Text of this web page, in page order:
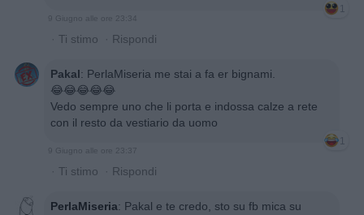
1
9 Giugno alle ore 23:34
· Ti stimo · Rispondi
Pakal: PerlaMiseria me stai a fa er bignami.
😂😂😂😂😂
Vedo sempre uno che li porta e indossa calze a rete
con il resto da vestiario da uomo
1
9 Giugno alle ore 23:37
· Ti stimo · Rispondi
PerlaMiseria: Pakal e te credo, sto su fb mica su